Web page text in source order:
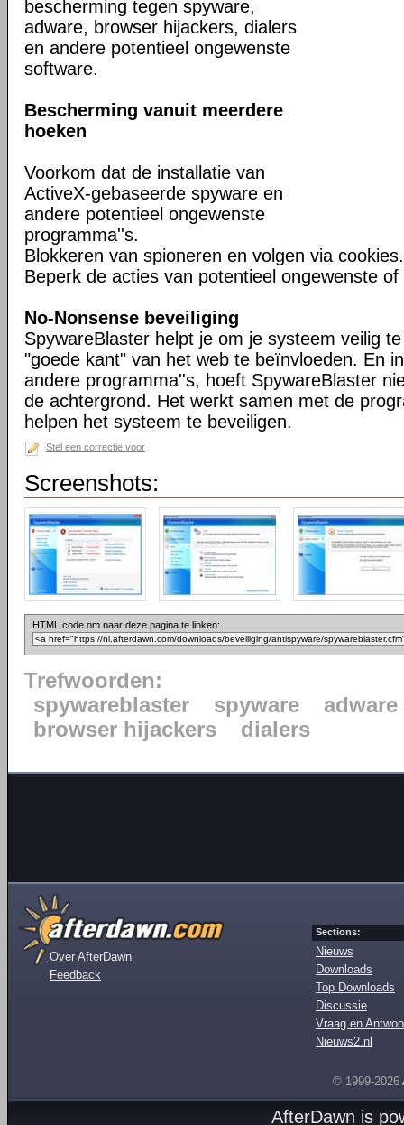
bescherming tegen spyware,
adware, browser hijackers, dialers
en andere potentieel ongewenste
software.
Bescherming vanuit meerdere
hoeken
Voorkom dat de installatie van
ActiveX-gebaseerde spyware en
andere potentieel ongewenste
programma''s.
Blokkeren van spioneren en volgen via cookies.
Beperk de acties van potentieel ongewenste
No-Nonsense beveiliging
SpywareBlaster helpt je om je systeem veilig
"goede kant" van het web te beïnvloeden. En
andere programma''s, hoeft SpywareBlaster
de achtergrond. Het werkt samen met de
helpen het systeem te beveiligen.
Stel een correctie voor
Screenshots:
HTML code om naar deze pagina te linken:
Trefwoorden:
spywareblaster
spyware
adware
browser hijackers
dialers
Over AfterDawn
Feedback
Sections:
Nieuws
Downloads
Top Downloads
Discussie
Vraag en
Nieuws2.nl
© 1999-2026
AfterDawn is